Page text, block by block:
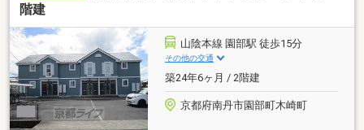
階建
山陰本線 園部駅 徒歩15分
その他の交通
築24年6ヶ月 / 2階建
京都府南丹市園部町木崎町